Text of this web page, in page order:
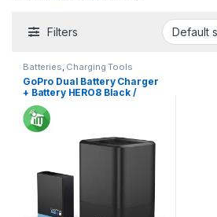
Filters
Batteries, Charging Tools
GoPro Dual Battery Charger
+ Battery HERO8 Black /
HERO7 Black / HERO6 Black